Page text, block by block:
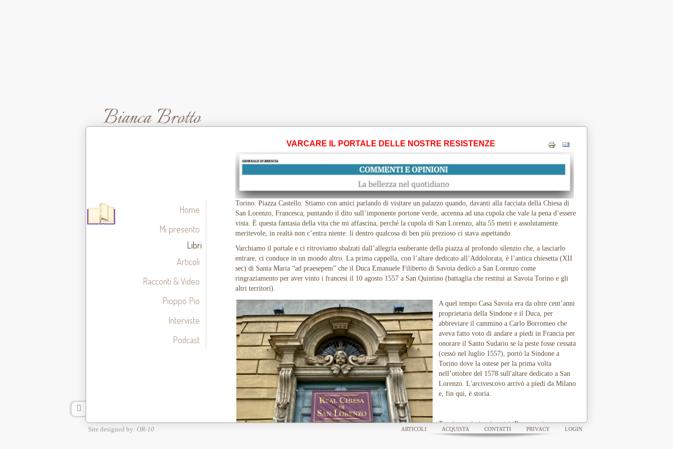
Bianca Brotto
Home
Mi presento
Libri
Articoli
Racconti & Video
Pioppo Pio
Interviste
Podcast
VARCARE IL PORTALE DELLE NOSTRE RESISTENZE
Torino. Piazza Castello. Stiamo con amici parlando di visitare un palazzo quando, davanti alla facciata della Chiesa di
San Lorenzo, Francesca, puntando il dito sull’imponente portone verde, accenna ad una cupola che vale la pena d’essere
vista. È questa fantasia della vita che mi affascina, perché la cupola di San Lorenzo, alta 55 metri e assolutamente
meritevole, in realtà non c’entra niente: lì dentro qualcosa di ben più prezioso ci stava aspettando.
Varchiamo il portale e ci ritroviamo sbalzati dall’allegria esuberante della piazza al profondo silenzio che, a lasciarlo
entrare, ci conduce in un mondo altro. La prima cappella, con l’altare dedicato all’Addolorata, è l’antica chiesetta (XII
sec) di Santa Maria “ad praesepem” che il Duca Emanuele Filiberto di Savoia dedicò a San Lorenzo come
ringraziamento per aver vinto i francesi il 10 agosto 1557 a San Quintino (battaglia che restituì ai Savoia Torino e gli
altri territori).
A quel tempo Casa Savoia era da oltre cent’anni
proprietaria della Sindone e il Duca, per
abbreviare il cammino a Carlo Borromeo che
aveva fatto voto di andare a piedi in Francia per
onorare il Santo Sudario se la peste fosse cessata
(cessò nel luglio 1557), portò la Sindone a
Torino dove la ostese per la prima volta
nell’ottobre del 1578 sull'altare dedicato a San
Lorenzo. L'arcivescovo arrivò a piedi da Milano
e, fin qui, è storia.
Torniamo ai giorni nostri. Per organizzare
l’esposizione del Sacro Lenzuolo viene chiesta la
ARTICOLI ACQUISTA CONTATTI PRIVACY LOGIN
Site designed by: OR-10